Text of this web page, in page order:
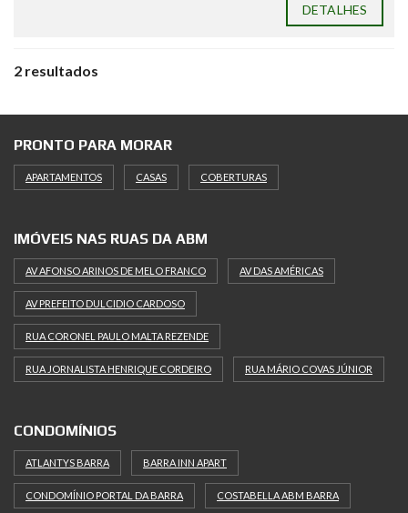
DETALHES
2 resultados
PRONTO PARA MORAR
APARTAMENTOS CASAS COBERTURAS
IMÓVEIS NAS RUAS DA ABM
AV AFONSO ARINOS DE MELO FRANCO AV DAS AMÉRICAS
AV PREFEITO DULCIDIO CARDOSO
RUA CORONEL PAULO MALTA REZENDE
RUA JORNALISTA HENRIQUE CORDEIRO RUA MÁRIO COVAS JÚNIOR
CONDOMÍNIOS
ATLANTYS BARRA BARRA INN APART
CONDOMÍNIO PORTAL DA BARRA COSTABELLA ABM BARRA